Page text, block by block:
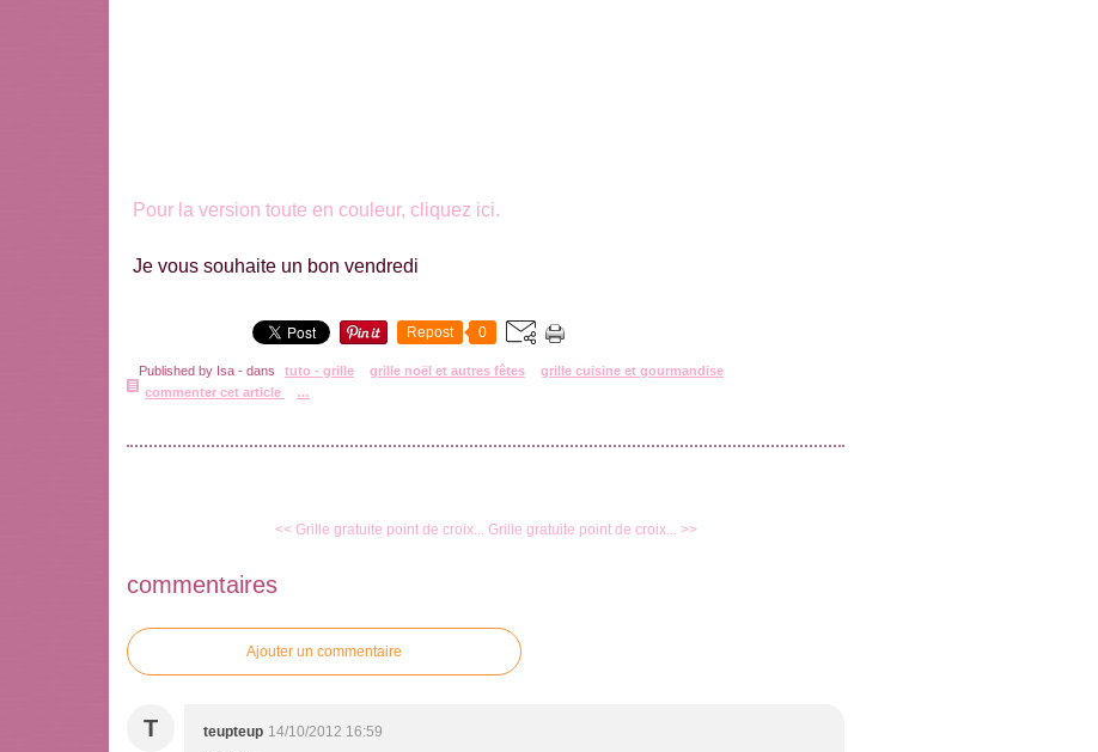
Pour la version toute en couleur, cliquez ici.
Je vous souhaite un bon vendredi
Repost 0
Published by Isa - dans tuto - grille grille noël et autres fêtes
grille cuisine et gourmandise
commenter cet article
…
<< Grille gratuite point de croix... Grille gratuite point de croix... >>
commentaires
Ajouter un commentaire
T teupteup 14/10/2012 16:59